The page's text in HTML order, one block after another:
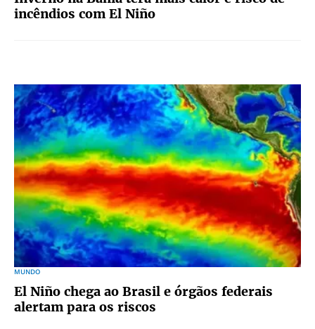
incêndios com El Niño
MUNDO
El Niño chega ao Brasil e órgãos federais
alertam para os riscos